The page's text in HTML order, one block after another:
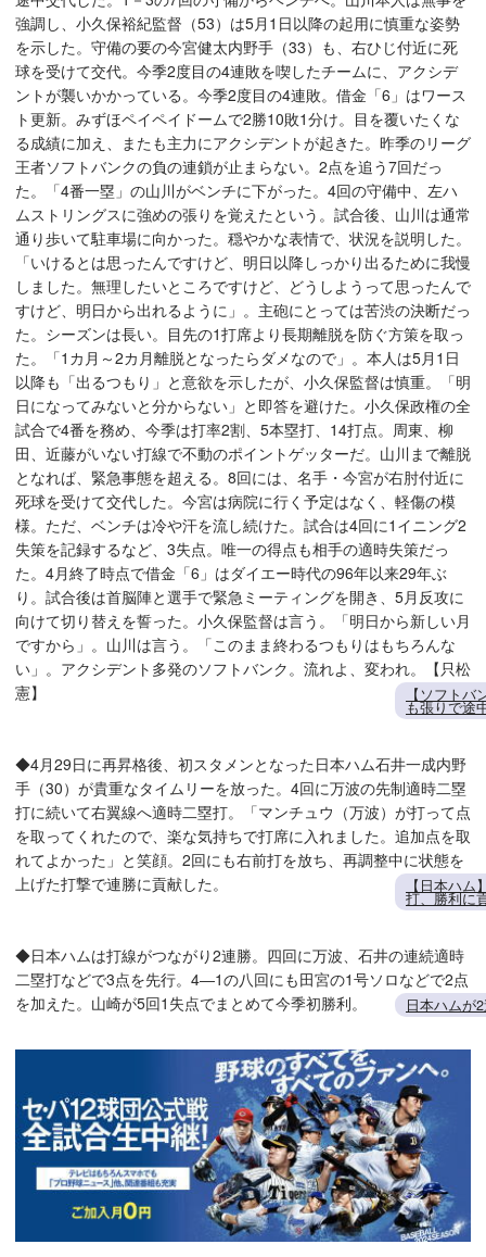
強調し、小久保裕紀監督（53）は5月1日以降の起用に慎重な姿勢
を示した。守備の要の今宮健太内野手（33）も、右ひじ付近に死
球を受けて交代。今季2度目の4連敗を喫したチームに、アクシデ
ントが襲いかかっている。今季2度目の4連敗。借金「6」はワース
ト更新。みずほペイペイドームで2勝10敗1分け。目を覆いたくな
る成績に加え、またも主力にアクシデントが起きた。昨季のリーグ
王者ソフトバンクの負の連鎖が止まらない。2点を追う7回だっ
た。「4番一塁」の山川がベンチに下がった。4回の守備中、左ハ
ムストリングスに強めの張りを覚えたという。試合後、山川は通常
通り歩いて駐車場に向かった。穏やかな表情で、状況を説明した。
「いけるとは思ったんですけど、明日以降しっかり出るために我慢
しました。無理したいところですけど、どうしようって思ったんで
すけど、明日から出れるように」。主砲にとっては苦渋の決断だっ
た。シーズンは長い。目先の1打席より長期離脱を防ぐ方策を取っ
た。「1カ月～2カ月離脱となったらダメなので」。本人は5月1日
以降も「出るつもり」と意欲を示したが、小久保監督は慎重。「明
日になってみないと分からない」と即答を避けた。小久保政権の全
試合で4番を務め、今季は打率2割、5本塁打、14打点。周東、柳
田、近藤がいない打線で不動のポイントゲッターだ。山川まで離脱
となれば、緊急事態を超える。8回には、名手・今宮が右肘付近に
死球を受けて交代した。今宮は病院に行く予定はなく、軽傷の模
様。ただ、ベンチは冷や汗を流し続けた。試合は4回に1イニング2
失策を記録するなど、3失点。唯一の得点も相手の適時失策だっ
た。4月終了時点で借金「6」はダイエー時代の96年以来29年ぶ
り。試合後は首脳陣と選手で緊急ミーティングを開き、5月反攻に
向けて切り替えを誓った。小久保監督は言う。「明日から新しい月
ですから」。山川は言う。「このまま終わるつもりはもちろんな
い」。アクシデント多発のソフトバンク。流れよ、変われ。【只松
憲】
【ソフト
も張りで途
◆4月29日に再昇格後、初スタメンとなった日本ハム石井一成内野
手（30）が貴重なタイムリーを放った。4回に万波の先制適時二塁
打に続いて右翼線へ適時二塁打。「マンチュウ（万波）が打って点
を取ってくれたので、楽な気持ちで打席に入れました。追加点を取
れてよかった」と笑顔。2回にも右前打を放ち、再調整中に状態を
上げた打撃で連勝に貢献した。
【日本ハ
打、勝利に
◆日本ハムは打線がつながり2連勝。四回に万波、石井の連続適時
二塁打などで3点を先行。4―1の八回にも田宮の1号ソロなどで2点
を加えた。山崎が5回1失点でまとめて今季初勝利。
日本ハムが